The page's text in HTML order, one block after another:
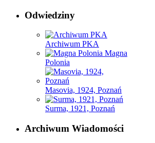
Odwiedziny
Archiwum PKA
Magna
Polonia
Masovia, 1924, Poznań
Surma, 1921, Poznań
Archiwum Wiadomości